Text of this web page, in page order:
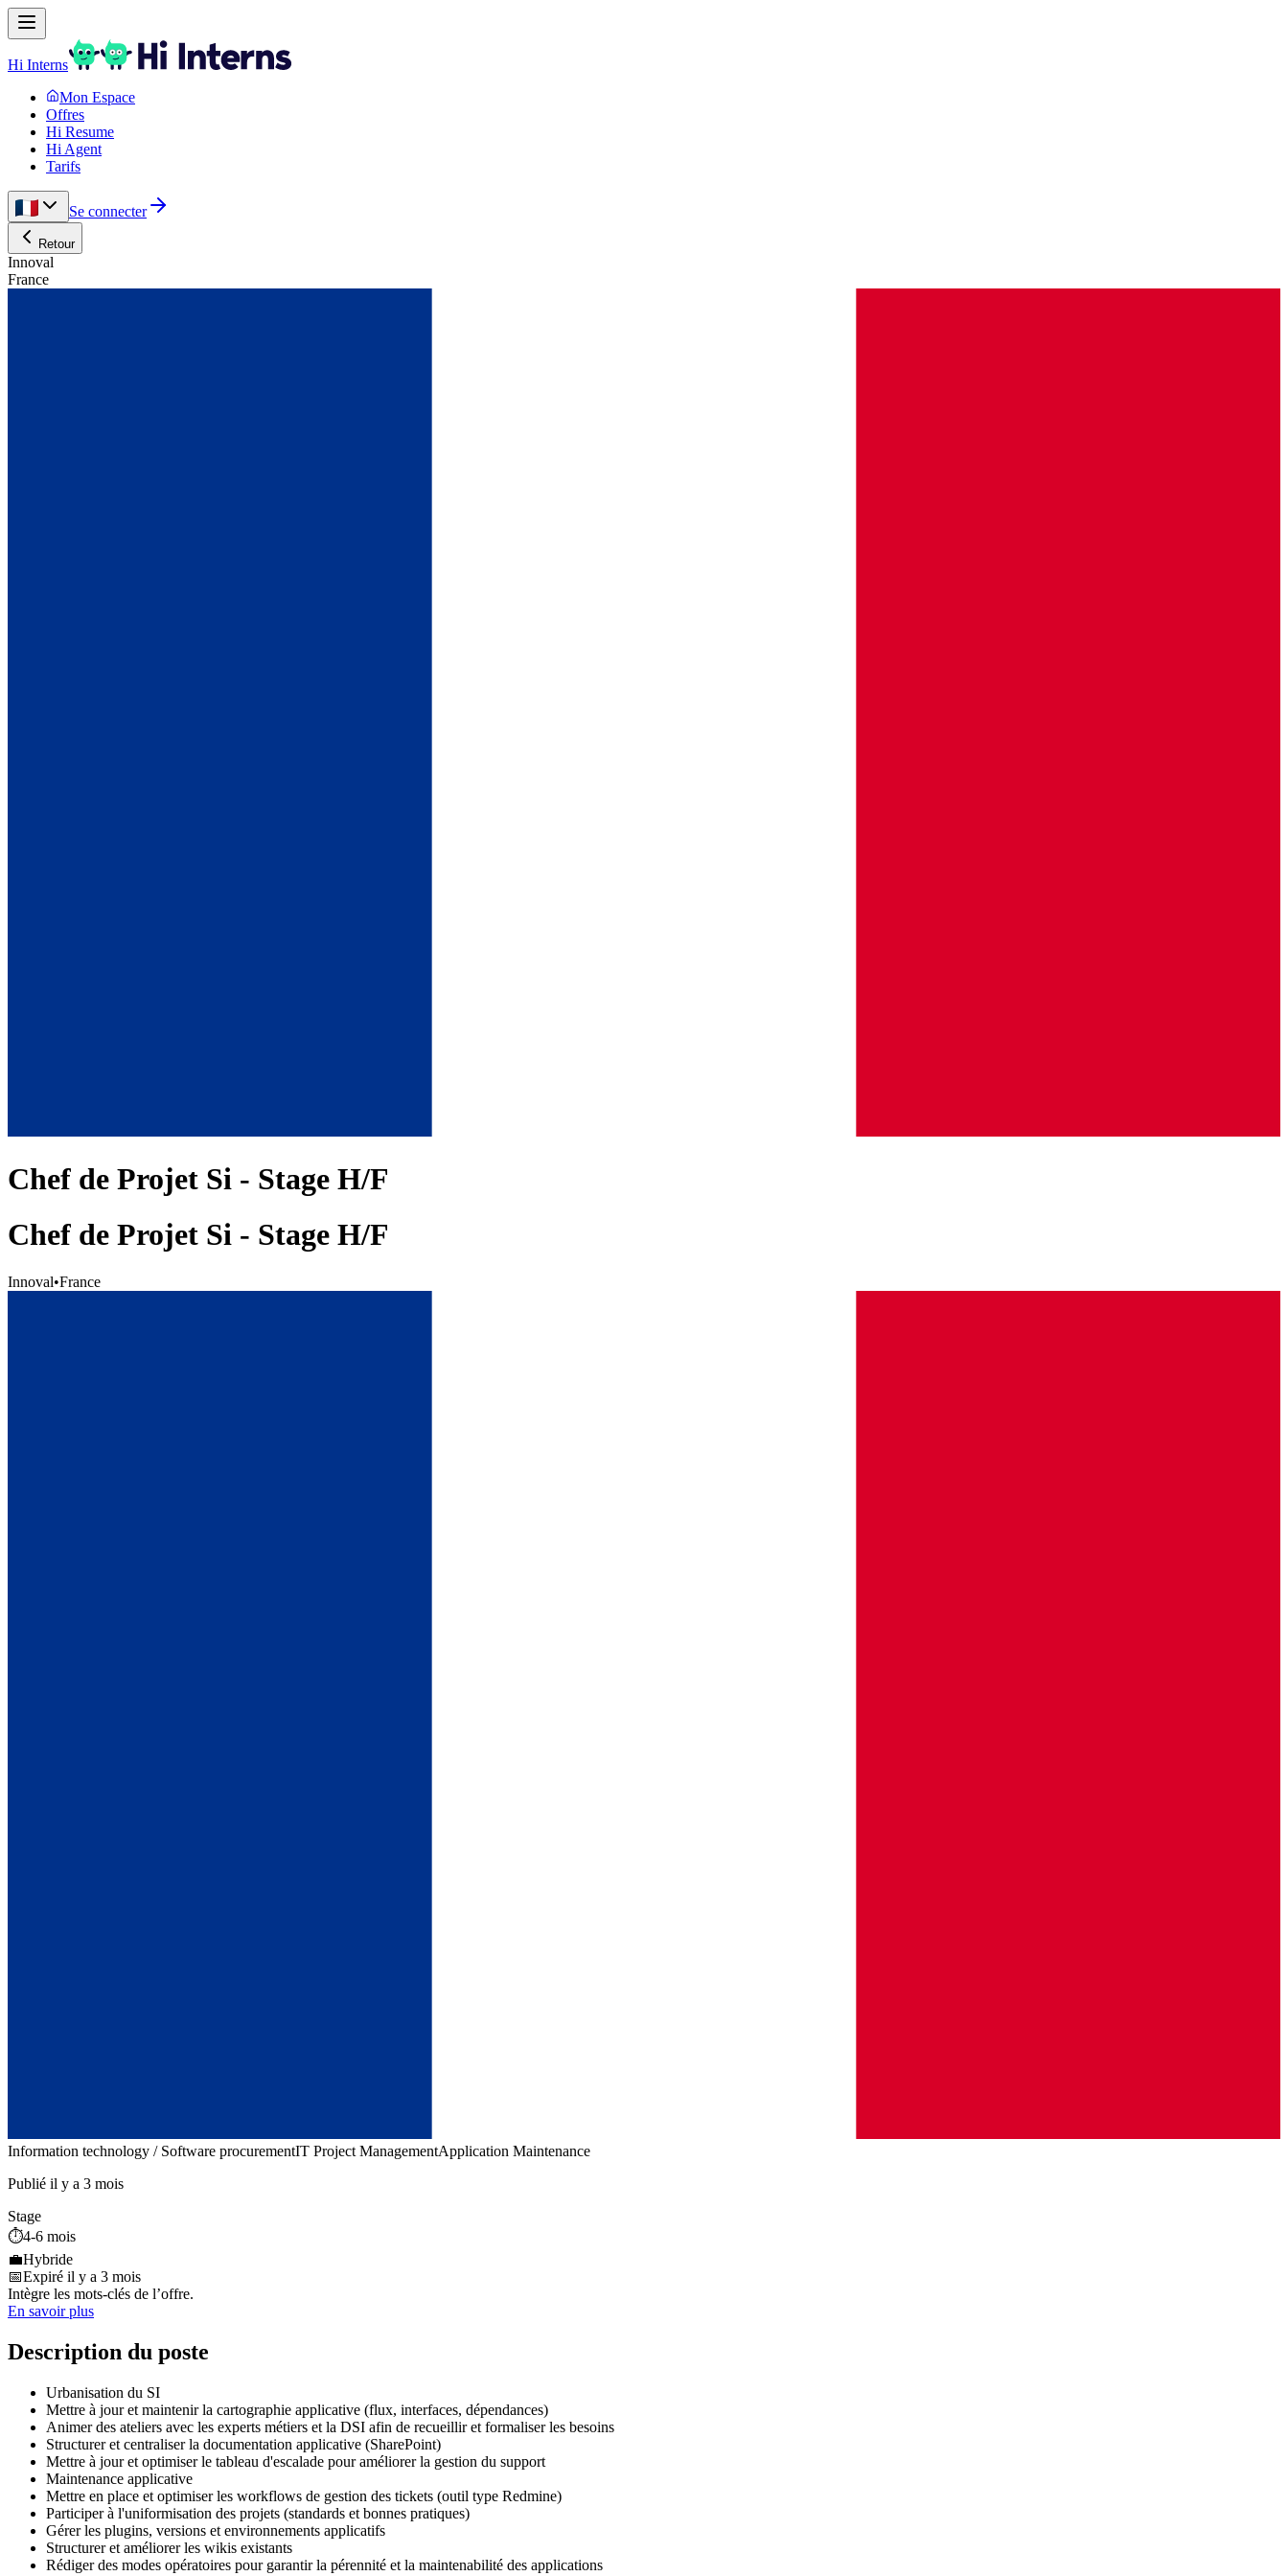
Hi Interns
Mon Espace
Offres
Hi Resume
Hi Agent
Tarifs
Se connecter
Retour
Innoval
France
Chef de Projet Si - Stage H/F
Chef de Projet Si - Stage H/F
Innoval•France
Information technology / Software procurementIT Project ManagementApplication Maintenance
Publié il y a 3 mois
Stage
⏱️4-6 mois
💼Hybride
📅Expiré il y a 3 mois
Intègre les mots-clés de l’offre.
En savoir plus
Description du poste
Urbanisation du SI
Mettre à jour et maintenir la cartographie applicative (flux, interfaces, dépendances)
Animer des ateliers avec les experts métiers et la DSI afin de recueillir et formaliser les besoins
Structurer et centraliser la documentation applicative (SharePoint)
Mettre à jour et optimiser le tableau d'escalade pour améliorer la gestion du support
Maintenance applicative
Mettre en place et optimiser les workflows de gestion des tickets (outil type Redmine)
Participer à l'uniformisation des projets (standards et bonnes pratiques)
Gérer les plugins, versions et environnements applicatifs
Structurer et améliorer les wikis existants
Rédiger des modes opératoires pour garantir la pérennité et la maintenabilité des applications